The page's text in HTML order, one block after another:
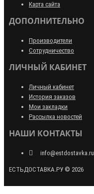
Карта сайта
ДОПОЛНИТЕЛЬНО
Производители
Сотрудничество
ЛИЧНЫЙ КАБИНЕТ
Личный кабинет
История заказов
Мои закладки
Рассылка новостей
НАШИ КОНТАКТЫ
info@estdostavka.ru
ЕСТЬДОСТАВКА.РУ © 2026